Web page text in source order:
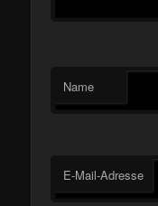
Name
E-Mail-Adresse